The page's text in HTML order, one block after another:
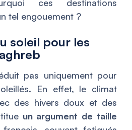
ces destinations
tel engouement ?
soleil pour les
pas uniquement pour
En effet, le climat
des hivers doux et des
un argument de taille